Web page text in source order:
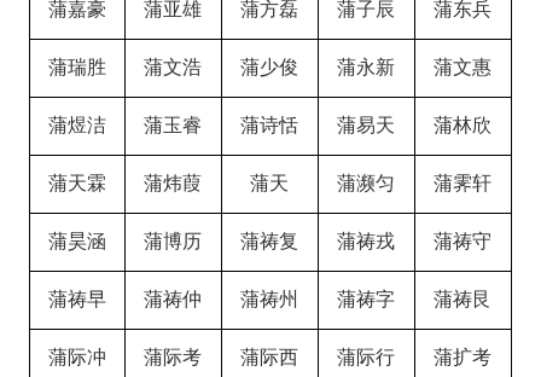
蒲嘉豪 蒲亚雄 蒲方磊 蒲子辰 蒲东兵
蒲瑞胜 蒲文浩 蒲少俊 蒲永新 蒲文惠
蒲煜洁 蒲玉睿 蒲诗恬 蒲易天 蒲林欣
蒲天霖 蒲炜葭 蒲天 蒲濒匀 蒲霁轩
蒲昊涵 蒲博历 蒲祷复 蒲祷戎 蒲祷守
蒲祷早 蒲祷仲 蒲祷州 蒲祷字 蒲祷艮
蒲际冲 蒲际考 蒲际西 蒲际行 蒲扩考